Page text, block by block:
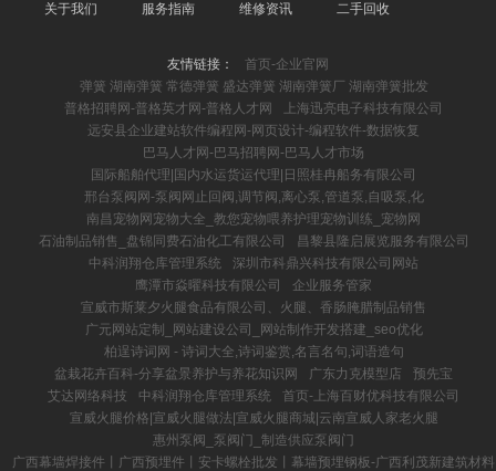
关于我们 服务指南 维修资讯 二手回收
友情链接：
首页-企业官网
弹簧 湖南弹簧 常德弹簧 盛达弹簧 湖南弹簧厂 湖南弹簧批发
普格招聘网-普格英才网-普格人才网
上海迅亮电子科技有限公司
远安县企业建站软件编程网-网页设计-编程软件-数据恢复
巴马人才网-巴马招聘网-巴马人才市场
国际船舶代理|国内水运货运代理|日照桂冉船务有限公司
邢台泵阀网-泵阀网止回阀,调节阀,离心泵,管道泵,自吸泵,化
南昌宠物网宠物大全_教您宠物喂养护理宠物训练_宠物网
石油制品销售_盘锦同费石油化工有限公司
昌黎县隆启展览服务有限公司
中科润翔仓库管理系统
深圳市科鼎兴科技有限公司网站
鹰潭市焱曜科技有限公司
企业服务管家
宣威市斯莱夕火腿食品有限公司、火腿、香肠腌腊制品销售
广元网站定制_网站建设公司_网站制作开发搭建_seo优化
柏逞诗词网 - 诗词大全,诗词鉴赏,名言名句,词语造句
盆栽花卉百科-分享盆景养护与养花知识网
广东力克模型店
预先宝
艾达网络科技
中科润翔仓库管理系统
首页-上海百财优科技有限公司
宣威火腿价格|宣威火腿做法|宣威火腿商城|云南宣威人家老火腿
惠州泵阀_泵阀门_制造供应泵阀门
广西幕墙焊接件丨广西预埋件丨安卡螺栓批发丨幕墙预埋钢板-广西利茂新建筑材料